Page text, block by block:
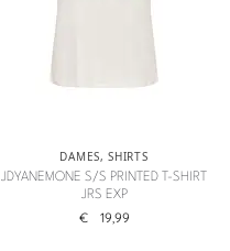
DAMES,SHIRTS
JDYANEMONE S/S PRINTED T-SHIRT
JRS EXP
€ 19,99